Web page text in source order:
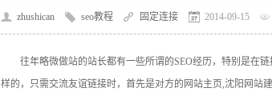
zhushican seo教程 固定连接 2014-09-15
往年略微做站的站长都有一些所谓的SEO经历，特别是在
样的，只需交流友谊链接时，首先是对方的网站主页,沈阳网站